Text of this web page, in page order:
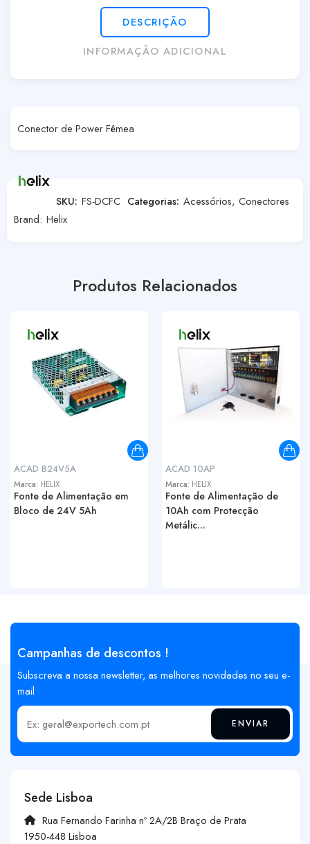
DESCRIÇÃO
INFORMAÇÃO ADICIONAL
Conector de Power Fêmea
SKU: FS-DCFC Categorias: Acessórios, Conectores
Brand: Helix
Produtos Relacionados
ACAD B24V5A
Marca: HELIX
Fonte de Alimentação em
Bloco de 24V 5Ah
ACAD 10AP
Marca: HELIX
Fonte de Alimentação de
10Ah com Protecção
Metálic...
Campanhas de descontos !
Subscreva a nossa newsletter, as melhores novidades no seu e-
mail
Insira o seu email ENVIAR
Sede Lisboa
Rua Fernando Farinha nº 2A/2B Braço de Prata
1950-448 Lisboa